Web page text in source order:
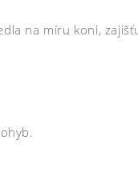
na míru koni,